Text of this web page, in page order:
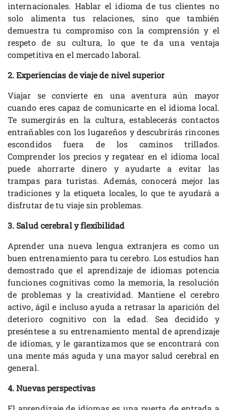
internacionales. Hablar el idioma de tus clientes no
solo alimenta tus relaciones, sino que también
demuestra tu compromiso con la comprensión y el
respeto de su cultura, lo que te da una ventaja
competitiva en el mercado laboral.
2. Experiencias de viaje de nivel superior
Viajar se convierte en una aventura aún mayor
cuando eres capaz de comunicarte en el idioma local.
Te sumergirás en la cultura, establecerás contactos
entrañables con los lugareños y descubrirás rincones
escondidos fuera de los caminos trillados.
Comprender los precios y regatear en el idioma local
puede ahorrarte dinero y ayudarte a evitar las
trampas para turistas. Además, conocerá mejor las
tradiciones y la etiqueta locales, lo que te ayudará a
disfrutar de tu viaje sin problemas.
3. Salud cerebral y flexibilidad
Aprender una nueva lengua extranjera es como un
buen entrenamiento para tu cerebro. Los estudios han
demostrado que el aprendizaje de idiomas potencia
funciones cognitivas como la memoria, la resolución
de problemas y la creatividad. Mantiene el cerebro
activo, ágil e incluso ayuda a retrasar la aparición del
deterioro cognitivo con la edad. Sea decidido y
preséntese a su entrenamiento mental de aprendizaje
de idiomas, y le garantizamos que se encontrará con
una mente más aguda y una mayor salud cerebral en
general.
4. Nuevas perspectivas